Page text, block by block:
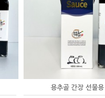
용추골 간장 선물